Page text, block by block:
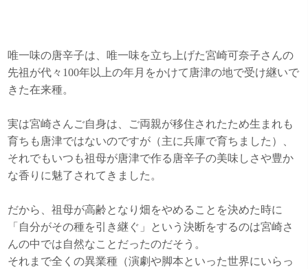
唯一味の唐辛子は、唯一味を立ち上げた宮崎可奈子さんの
先祖が代々100年以上の年月をかけて唐津の地で受け継いで
きた在来種。
実は宮崎さんご自身は、ご両親が移住されたため生まれも
育ちも唐津ではないのですが（主に兵庫で育ちました）、
それでもいつも祖母が唐津で作る唐辛子の美味しさや豊か
な香りに魅了されてきました。
だから、祖母が高齢となり畑をやめることを決めた時に
「自分がその種を引き継ぐ」という決断をするのは宮崎さ
んの中では自然なことだったのだそう。
それまで全くの異業種（演劇や脚本といった世界にいらっ